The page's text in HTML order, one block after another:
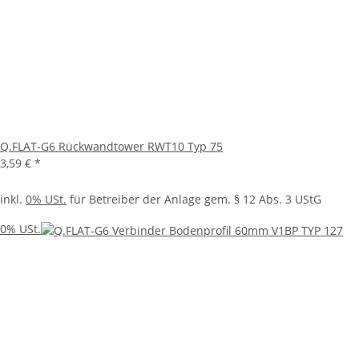
Q.FLAT-G6 Rückwandtower RWT10 Typ 75
3,59 € *
inkl. 0% USt. für Betreiber der Anlage gem. § 12 Abs. 3 UStG
0% USt.